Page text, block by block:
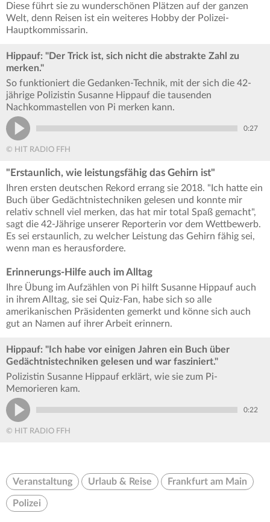
Diese führt sie zu wunderschönen Plätzen auf der ganzen
Welt, denn Reisen ist ein weiteres Hobby der Polizei-
Hauptkommissarin.
Hippauf: "Der Trick ist, sich nicht die abstrakte Zahl zu
merken."
So funktioniert die Gedanken-Technik, mit der sich die 42-
jährige Polizistin Susanne Hippauf die tausenden
Nachkommastellen von Pi merken kann.
0:27
© HIT RADIO FFH
"Erstaunlich, wie leistungsfähig das Gehirn ist"
Ihren ersten deutschen Rekord errang sie 2018. "Ich hatte ein
Buch über Gedächtnistechniken gelesen und konnte mir
relativ schnell viel merken, das hat mir total Spaß gemacht",
sagt die 42-Jährige unserer Reporterin vor dem Wettbewerb.
Es sei erstaunlich, zu welcher Leistung das Gehirn fähig sei,
wenn man es herausfordere.
Erinnerungs-Hilfe auch im Alltag
Ihre Übung im Aufzählen von Pi hilft Susanne Hippauf auch
in ihrem Alltag, sie sei Quiz-Fan, habe sich so alle
amerikanischen Präsidenten gemerkt und könne sich auch
gut an Namen auf ihrer Arbeit erinnern.
Hippauf: "Ich habe vor einigen Jahren ein Buch über
Gedächtnistechniken gelesen und war fasziniert."
Polizistin Susanne Hippauf erklärt, wie sie zum Pi-
Memorieren kam.
0:22
© HIT RADIO FFH
Veranstaltung Urlaub & Reise Frankfurt am Main
Polizei